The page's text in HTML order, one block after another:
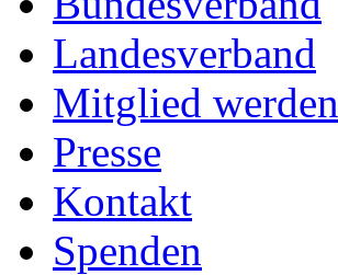
Landesverband
Mitglied werden
Presse
Kontakt
Spenden